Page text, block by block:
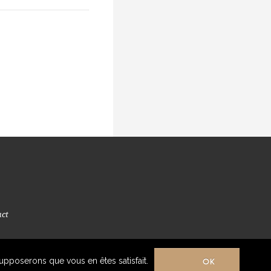
Tout Droit Réservé.que vous en êtes satisfait. OK